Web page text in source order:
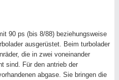
90 ps (bis 8/88) beziehungsweise
ausgerüstet. Beim turbolader
die in zwei voneinander
sind. Für den antrieb der
abgase. Sie bringen die